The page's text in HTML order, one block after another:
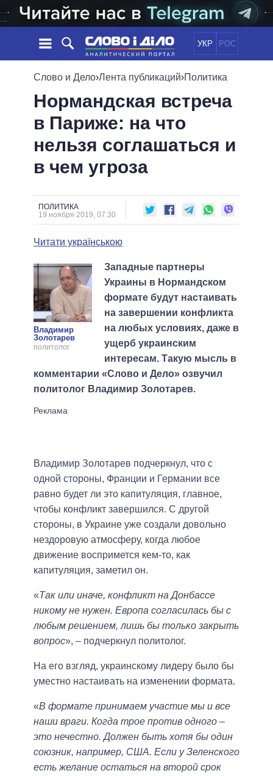
УКР РОС
НОВОСТИ
ЛЕНТА
СОБЫТИЯ
СТАТЬИ
ОБЗОРЫ
ДАЙДЖЕСТЫ
ПОЛИТИКА
ЭКОНОМИКА
ОБЩЕСТВО
ОБЕЩАНИЯ
ПОЛИТИКИ
ПРЕЗИДЕНТ И ОФИС
ВЕРХОВНАЯ РАДА
КАБИНЕТ МИНИСТРОВ
МЭРЫ
ВСЕ ПЕРСОНЫ
ПОДДЕРЖАТЬ
СРАВНЕНИЕ ПОЛИТИКОВ
Слово и Дело›Лента публикаций›Политика
Нормандская встреча
в Париже: на что
нельзя соглашаться и
в чем угроза
ПОЛИТИКА
19 ноября 2019, 07:30
Читати українською
Владимир
Золотарев
политолог
Западные партнеры
Украины в Нормандском
формате будут настаивать
на завершении конфликта
на любых условиях, даже в
ущерб украинским
интересам. Такую мысль в
комментарии «Слово и Дело» озвучил
политолог Владимир Золотарев.
Владимир Золотарев подчеркнул, что с
одной стороны, Франции и Германии все
равно будет ли это капитуляция, главное,
чтобы конфликт завершился. С другой
стороны, в Украине уже создали довольно
нездоровую атмосферу, когда любое
движение воспримется кем-то, как
капитуляция, заметил он.
«Так или иначе, конфликт на Донбассе
никому не нужен. Европа согласилась бы с
любым решением, лишь бы только закрыть
вопрос», – подчеркнул политолог.
На его взгляд, украинскому лидеру было бы
уместно настаивать на изменении формата.
«В формате принимаем участие мы и все
наши враги. Когда трое против одного –
это нечестно. Должен быть хотя бы один
союзник, например, США. Если у Зеленского
есть желание остаться на второй срок